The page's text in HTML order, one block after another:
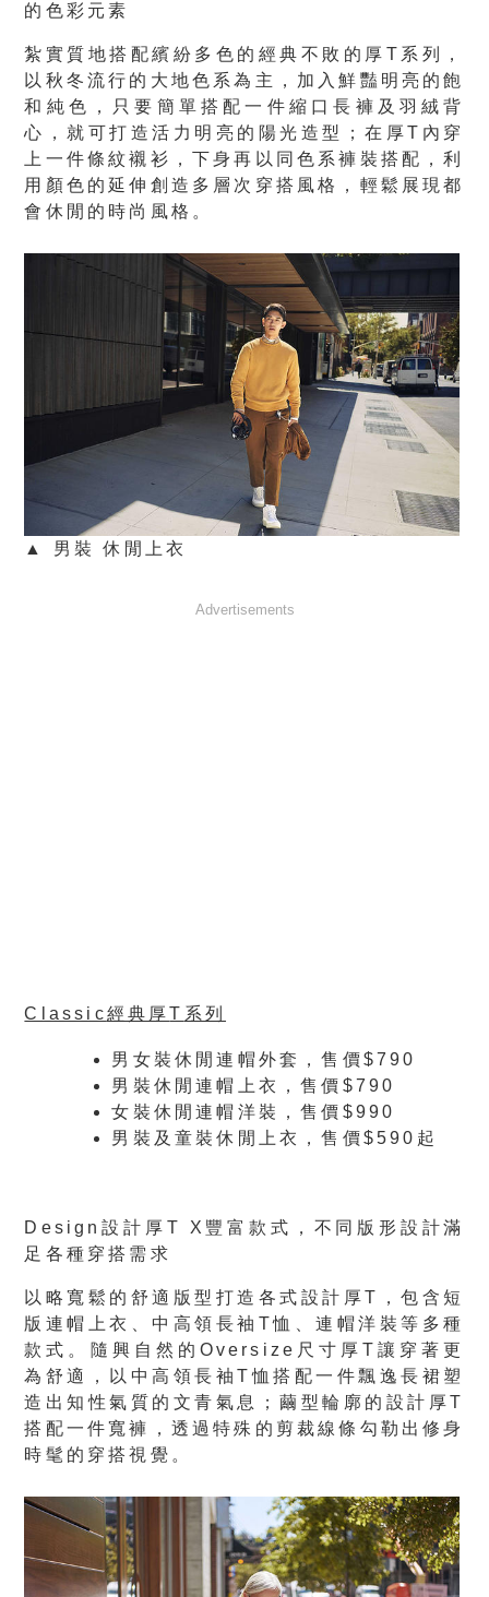
的色彩元素
紮實質地搭配繽紛多色的經典不敗的厚T系列，
以秋冬流行的大地色系為主，加入鮮豔明亮的飽
和純色，只要簡單搭配一件縮口長褲及羽絨背
心，就可打造活力明亮的陽光造型；在厚T內穿
上一件條紋襯衫，下身再以同色系褲裝搭配，利
用顏色的延伸創造多層次穿搭風格，輕鬆展現都
會休閒的時尚風格。
▲ 男裝 休閒上衣
Advertisements
Classic經典厚T 系列
男女裝休閒連帽外套，售價$790
男裝休閒連帽上衣，售價$790
女裝休閒連帽洋裝，售價$990
男裝及童裝休閒上衣，售價$590起
Design 設計厚 T X 豐富款式，不同版形設計滿
足各種穿搭需求
以略寬鬆的舒適版型打造各式設計厚T，包含短
版連帽上衣、中高領長袖T恤、連帽洋裝等多種
款式。隨興自然的Oversize尺寸厚T讓穿著更
為舒適，以中高領長袖T恤搭配一件飄逸長裙塑
造出知性氣質的文青氣息；繭型輪廓的設計厚T
搭配一件寬褲，透過特殊的剪裁線條勾勒出修身
時髦的穿搭視覺。